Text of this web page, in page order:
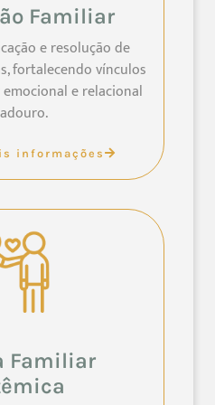
Familiar
e resolução de
fortalecendo vínculos
e relacional
informações
Familiar